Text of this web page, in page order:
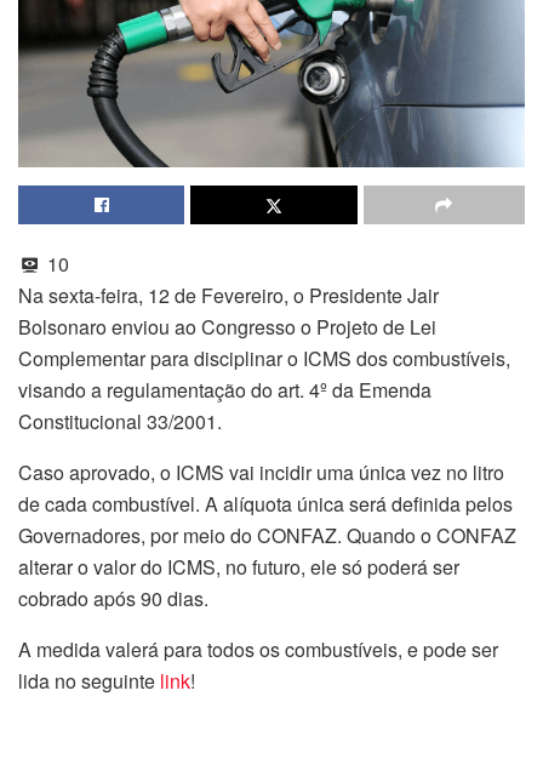
10
Na sexta-feira, 12 de Fevereiro, o Presidente Jair
Bolsonaro enviou ao Congresso o Projeto de Lei
Complementar para disciplinar o ICMS dos combustíveis,
visando a regulamentação do art. 4º da Emenda
Constitucional 33/2001.
Caso aprovado, o ICMS vai incidir uma única vez no litro
de cada combustível. A alíquota única será definida pelos
Governadores, por meio do CONFAZ. Quando o CONFAZ
alterar o valor do ICMS, no futuro, ele só poderá ser
cobrado após 90 dias.
A medida valerá para todos os combustíveis, e pode ser
lida no seguinte link!